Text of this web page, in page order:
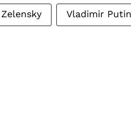
Vladimir Putin